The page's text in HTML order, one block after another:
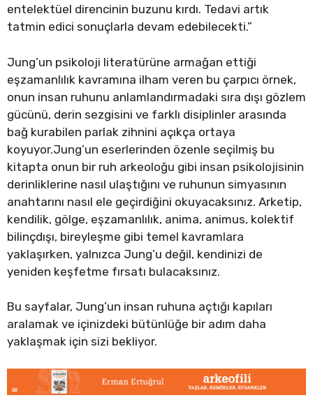
entelektüel direncinin buzunu kırdı. Tedavi artık
tatmin edici sonuçlarla devam edebilecekti.”
Jung’un psikoloji literatürüne armağan ettiği
eşzamanlılık kavramına ilham veren bu çarpıcı örnek,
onun insan ruhunu anlamlandırmadaki sıra dışı gözlem
gücünü, derin sezgisini ve farklı disiplinler arasında
bağ kurabilen parlak zihnini açıkça ortaya
koyuyor.Jung’un eserlerinden özenle seçilmiş bu
kitapta onun bir ruh arkeoloğu gibi insan psikolojisinin
derinliklerine nasıl ulaştığını ve ruhunun simyasının
anahtarını nasıl ele geçirdiğini okuyacaksınız. Arketip,
kendilik, gölge, eşzamanlılık, anima, animus, kolektif
bilinçdışı, bireyleşme gibi temel kavramlara
yaklaşırken, yalnızca Jung’u değil, kendinizi de
yeniden keşfetme fırsatı bulacaksınız.
Bu sayfalar, Jung’un insan ruhuna açtığı kapıları
aralamak ve içinizdeki bütünlüğe bir adım daha
yaklaşmak için sizi bekliyor.